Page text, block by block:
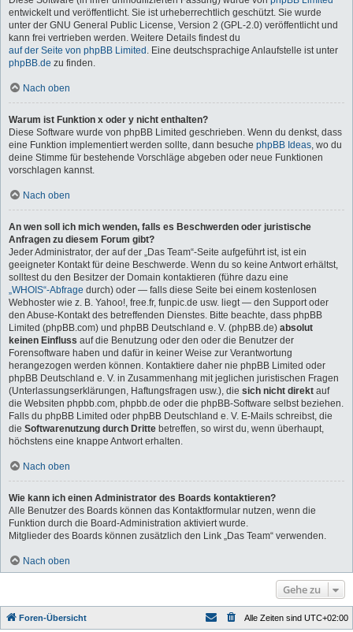
entwickelt und veröffentlicht. Sie ist urheberrechtlich geschützt. Sie wurde
unter der GNU General Public License, Version 2 (GPL-2.0) veröffentlicht und
kann frei vertrieben werden. Weitere Details findest du
auf der Seite von phpBB Limited . Eine deutschsprachige Anlaufstelle ist unter
phpBB.de zu finden.
Nach oben
Warum ist Funktion x oder y nicht enthalten?
Diese Software wurde von phpBB Limited geschrieben. Wenn du denkst, dass
eine Funktion implementiert werden sollte, dann besuche phpBB Ideas, wo du
deine Stimme für bestehende Vorschläge abgeben oder neue Funktionen
vorschlagen kannst.
Nach oben
An wen soll ich mich wenden, falls es Beschwerden oder juristische
Anfragen zu diesem Forum gibt?
Jeder Administrator, der auf der „Das Team“-Seite aufgeführt ist, ist ein
geeigneter Kontakt für deine Beschwerde. Wenn du so keine Antwort erhältst,
solltest du den Besitzer der Domain kontaktieren (führe dazu eine
„WHOIS“-Abfrage durch) oder — falls diese Seite bei einem kostenlosen
Webhoster wie z. B. Yahoo!, free.fr, funpic.de usw. liegt — den Support oder
den Abuse-Kontakt des betreffenden Dienstes. Bitte beachte, dass phpBB
Limited (phpBB.com) und phpBB Deutschland e. V. (phpBB.de) absolut
keinen Einfluss auf die Benutzung oder den oder die Benutzer der
Forensoftware haben und dafür in keiner Weise zur Verantwortung
herangezogen werden können. Kontaktiere daher nie phpBB Limited oder
phpBB Deutschland e. V. in Zusammenhang mit jeglichen juristischen Fragen
(Unterlassungserklärungen, Haftungsfragen usw.), die sich nicht direkt auf
die Websiten phpbb.com, phpbb.de oder die phpBB-Software selbst beziehen.
Falls du phpBB Limited oder phpBB Deutschland e. V. E-Mails schreibst, die
die Softwarenutzung durch Dritte betreffen, so wirst du, wenn überhaupt,
höchstens eine knappe Antwort erhalten.
Nach oben
Wie kann ich einen Administrator des Boards kontaktieren?
Alle Benutzer des Boards können das Kontaktformular nutzen, wenn die
Funktion durch die Board-Administration aktiviert wurde.
Mitglieder des Boards können zusätzlich den Link „Das Team“ verwenden.
Nach oben
Gehe zu
Foren-Übersicht Alle Zeiten sind UTC+02:00